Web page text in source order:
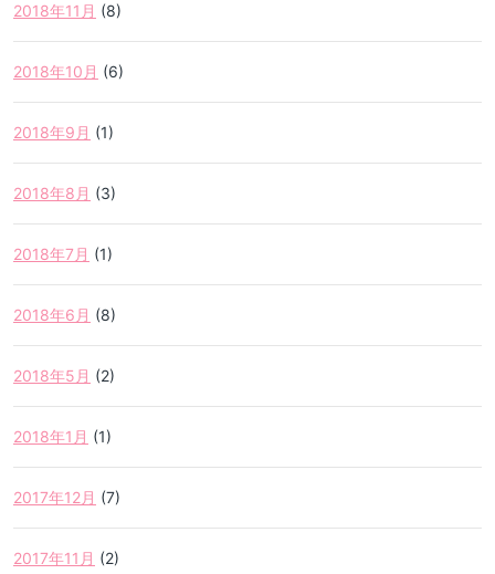
2018年11月 (8)
2018年10月 (6)
2018年9月 (1)
2018年8月 (3)
2018年7月 (1)
2018年6月 (8)
2018年5月 (2)
2018年1月 (1)
2017年12月 (7)
2017年11月 (2)